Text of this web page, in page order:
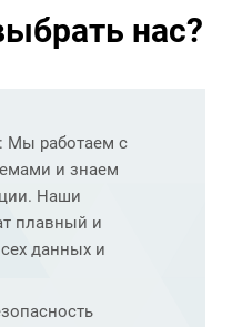
нас?
Мы работаем с
и знаем
Наши
плавный и
данных и